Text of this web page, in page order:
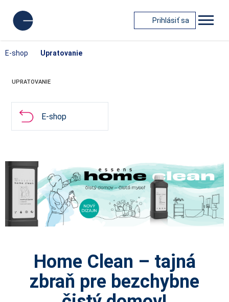
Prihlásiť sa
E-shop Upratovanie
UPRATOVANIE
E-shop
Home Clean – tajná
zbraň pre bezchybne